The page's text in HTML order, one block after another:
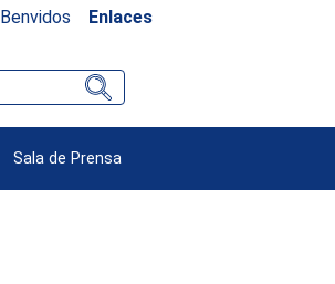
Benvidos Enlaces
Sala de Prensa